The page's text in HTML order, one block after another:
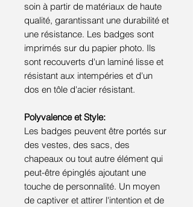
soin à partir de matériaux de haute
qualité, garantissant une durabilité et
une résistance. Les badges sont
imprimés sur du papier photo. Ils
sont recouverts d'un laminé lisse et
résistant aux intempéries et d'un
dos en tôle d'acier résistant.
Polyvalence et Style:
Les badges peuvent être portés sur
des vestes, des sacs, des
chapeaux ou tout autre élément qui
peut-être épinglés ajoutant une
touche de personnalité. Un moyen
de captiver et attirer l'intention et de